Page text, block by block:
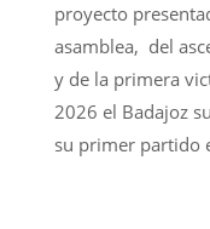
proyecto
asamblea, del
y de la primera
2026 el Badajoz
su primer partido